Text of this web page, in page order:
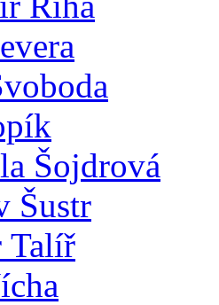
Šojdrová
Šustr
Talíř